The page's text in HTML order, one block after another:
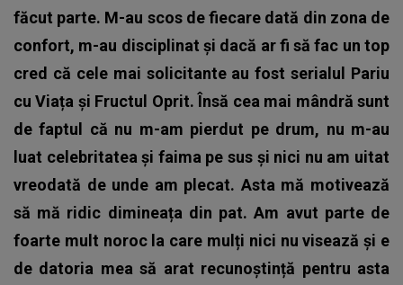
făcut parte. M-au scos de fiecare dată din zona de
confort, m-au disciplinat și dacă ar fi să fac un top
cred că cele mai solicitante au fost serialul Pariu
cu Viața și Fructul Oprit. Însă cea mai mândră sunt
de faptul că nu m-am pierdut pe drum, nu m-au
luat celebritatea și faima pe sus și nici nu am uitat
vreodată de unde am plecat. Asta mă motivează
să mă ridic dimineața din pat. Am avut parte de
foarte mult noroc la care mulți nici nu visează și e
de datoria mea să arat recunoștință pentru asta